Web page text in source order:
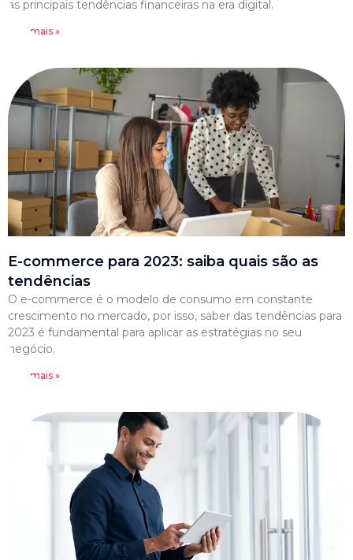
as principais tendências financeiras na era digital.
Leia mais »
E-commerce para 2023: saiba quais são as
tendências
O e-commerce é o modelo de consumo em constante
crescimento no mercado, por isso, saber das tendências para
2023 é fundamental para aplicar as estratégias no seu
negócio.
Leia mais »